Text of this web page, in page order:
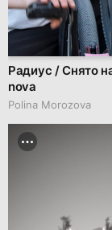
Радиус / Снято
nova
Polina Morozova